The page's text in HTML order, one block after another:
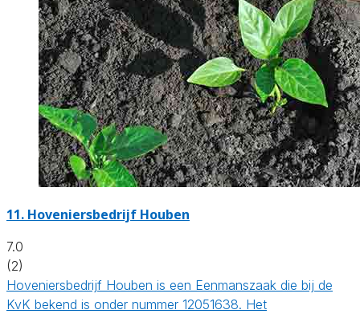
11. Hoveniersbedrijf Houben
7.0
(2)
Hoveniersbedrijf Houben is een Eenmanszaak die bij de
KvK bekend is onder nummer 12051638. Het